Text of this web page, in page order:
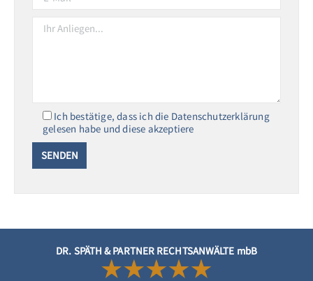
Ich bestätige, dass ich die Datenschutzerklärung
gelesen habe und diese akzeptiere
DR. SPÄTH & PARTNER RECHTSANWÄLTE mbB